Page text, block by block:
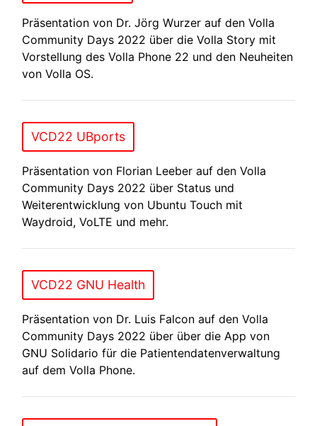
Präsentation von Dr. Jörg Wurzer auf den Volla
Community Days 2022 über die Volla Story mit
Vorstellung des Volla Phone 22 und den Neuheiten
von Volla OS.
VCD22 UBports
Präsentation von Florian Leeber auf den Volla
Community Days 2022 über Status und
Weiterentwicklung von Ubuntu Touch mit
Waydroid, VoLTE und mehr.
VCD22 GNU Health
Präsentation von Dr. Luis Falcon auf den Volla
Community Days 2022 über über die App von
GNU Solidario für die Patientendatenverwaltung
auf dem Volla Phone.